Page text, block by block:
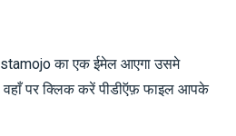
का एक ईमेल आएगा उसमे
वहाँ पर क्लिक करें पीडीऍफ़ फाइल आपके